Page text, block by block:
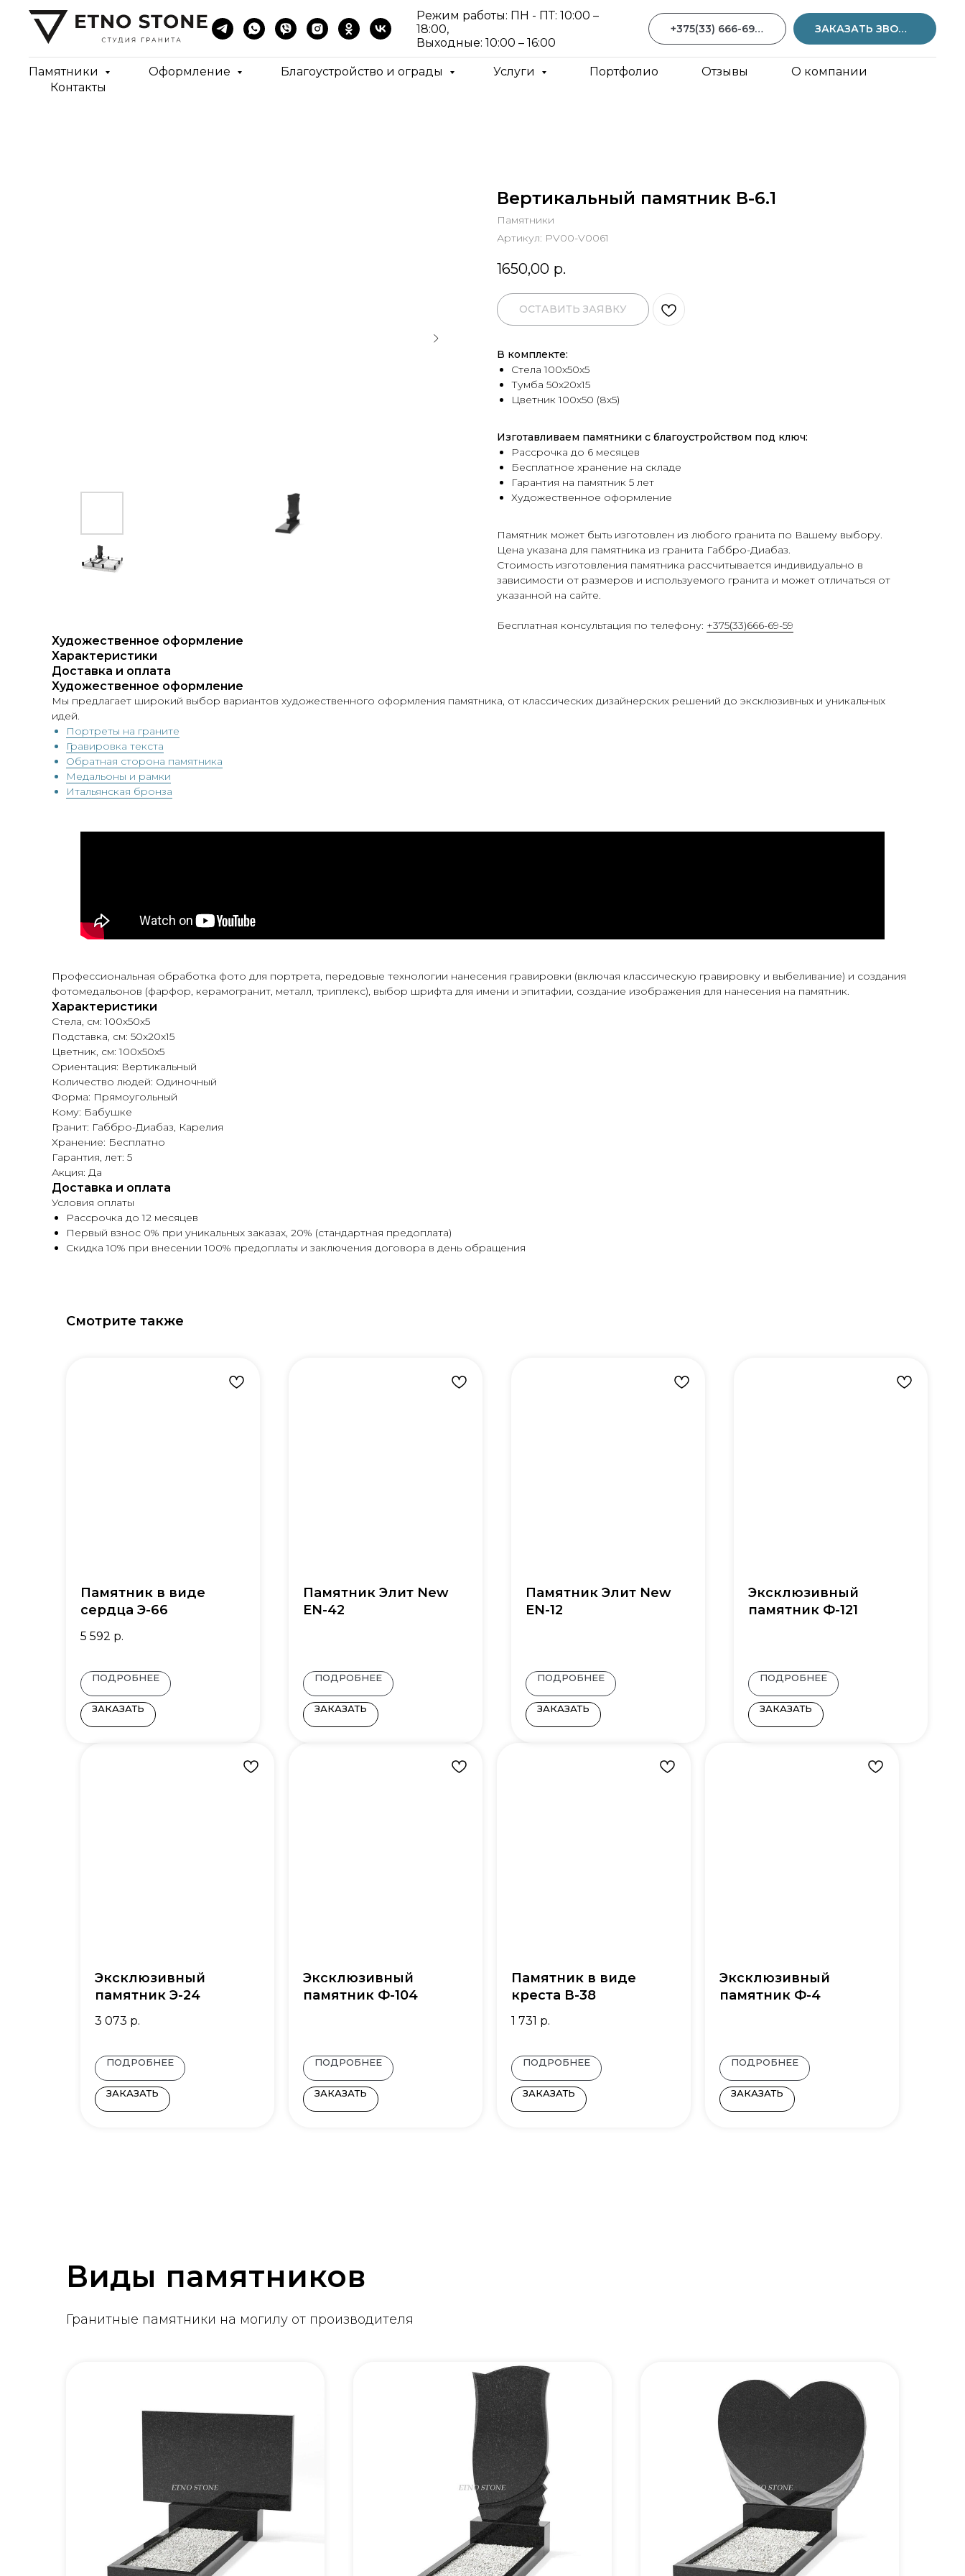
Режим работы: ПН - ПТ: 10:00 –
18:00,
Выходные: 10:00 – 16:00
+375(33) 666-69-59 ЗАКАЗАТЬ ЗВОНОК
Памятники Оформление Благоустройство и ограды Услуги Портфолио Отзывы
О компании
Контакты
Вертикальный памятник В-6.1
Памятники
Артикул: PV00-V0061
1650,00 р.
ОСТАВИТЬ ЗАЯВКУ
В комплекте:
Стела 100х50х5
Тумба 50х20х15
Цветник 100х50 (8х5)
Изготавливаем памятники с благоустройством под ключ:
Рассрочка до 6 месяцев
Бесплатное хранение на складе
Гарантия на памятник 5 лет
Художественное оформление
Памятник может быть изготовлен из любого гранита по Вашему выбору.
Цена указана для памятника из гранита Габбро-Диабаз.
Стоимость изготовления памятника рассчитывается индивидуально в
зависимости от размеров и используемого гранита и может отличаться от
указанной на сайте.
Бесплатная консультация по телефону: +375(33)666-69-59
Художественное оформление
Характеристики
Доставка и оплата
Художественное оформление
Мы предлагает широкий выбор вариантов художественного оформления памятника, от классических дизайнерских решений до эксклюзивных и уникальных
идей.
Портреты на граните
Гравировка текста
Обратная сторона памятника
Медальоны и рамки
Итальянская бронза
Профессиональная обработка фото для портрета, передовые технологии нанесения гравировки (включая классическую гравировку и выбеливание) и создания
фотомедальонов (фарфор, керамогранит, металл, триплекс), выбор шрифта для имени и эпитафии, создание изображения для нанесения на памятник.
Характеристики
Стела, см: 100х50х5
Подставка, см: 50х20х15
Цветник, см: 100х50х5
Ориентация: Вертикальный
Количество людей: Одиночный
Форма: Прямоугольный
Кому: Бабушке
Гранит: Габбро-Диабаз, Карелия
Хранение: Бесплатно
Гарантия, лет: 5
Акция: Да
Доставка и оплата
Условия оплаты
Рассрочка до 12 месяцев
Первый взнос 0% при уникальных заказах, 20% (стандартная предоплата)
Скидка 10% при внесении 100% предоплаты и заключения договора в день обращения
Смотрите также
Памятник в виде
сердца Э-66
5 592 р.
ПОДРОБНЕЕ
ЗАКАЗАТЬ
Памятник Элит New
EN-42
ПОДРОБНЕЕ
ЗАКАЗАТЬ
Памятник Элит New
EN-12
ПОДРОБНЕЕ
ЗАКАЗАТЬ
Эксклюзивный
памятник Ф-121
ПОДРОБНЕЕ
ЗАКАЗАТЬ
Эксклюзивный
памятник Э-24
3 073 р.
ПОДРОБНЕЕ
ЗАКАЗАТЬ
Эксклюзивный
памятник Ф-104
ПОДРОБНЕЕ
ЗАКАЗАТЬ
Памятник в виде
креста В-38
1 731 р.
ПОДРОБНЕЕ
ЗАКАЗАТЬ
Эксклюзивный
памятник Ф-4
ПОДРОБНЕЕ
ЗАКАЗАТЬ
Виды памятников
Гранитные памятники на могилу от производителя